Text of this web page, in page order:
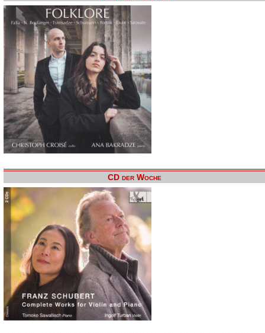
CD der Woche